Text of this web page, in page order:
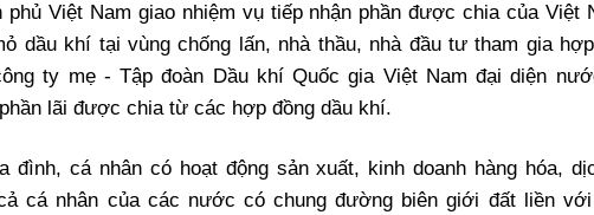
phủ Việt Nam giao nhiệm vụ tiếp nhận phần được chia của Việt
dầu khí tại vùng chống lấn, nhà thầu, nhà đầu tư tham gia
ty mẹ - Tập đoàn Dầu khí Quốc gia Việt Nam đại diện
lãi được chia từ các hợp đồng dầu khí.
đình, cá nhân có hoạt động sản xuất, kinh doanh hàng hóa,
cá nhân của các nước có chung đường biên giới đất liền